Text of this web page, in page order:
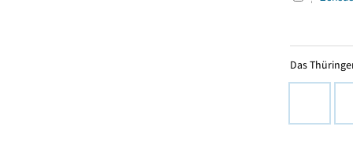
Das